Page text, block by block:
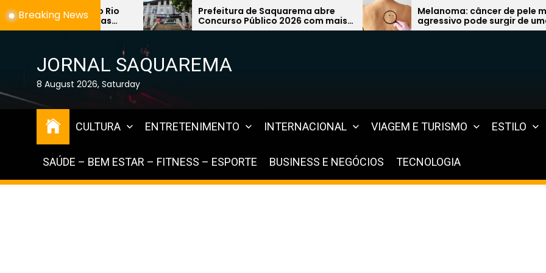
Skip
to
Breaking NewsPrefeitura de Saquarema abre
Concurso Público 2026 com mais
de 1,2 mil vagas na área da
Melanoma: câncer de pele mais
agressivo pode surgir de uma
simples pinta e preocupa
JORNAL SAQUAREMA
8 August 2026, Saturday
CULTURA ENTRETENIMENTO INTERNACIONAL VIAGEM E TURISMO ESTILO
SAÚDE – BEM ESTAR – FITNESS – ESPORTE BUSINESS E NEGÓCIOS TECNOLOGIA